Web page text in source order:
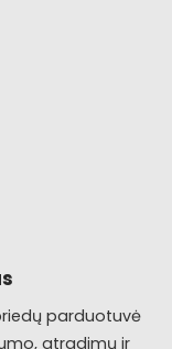
parduotuvė
atradimų ir